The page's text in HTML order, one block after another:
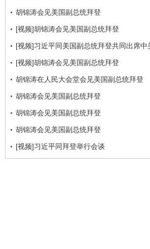
胡锦涛会见美国副总统拜登
[视频]胡锦涛会见美国副总统拜登
[视频]习近平同美国副总统拜登共同出席中
[视频]胡锦涛会见美国副总统拜登
胡锦涛在人民大会堂会见美国副总统拜登
胡锦涛会见美国副总统拜登
胡锦涛会见美国副总统拜登
胡锦涛会见美国副总统拜登
[视频]习近平同拜登举行会谈